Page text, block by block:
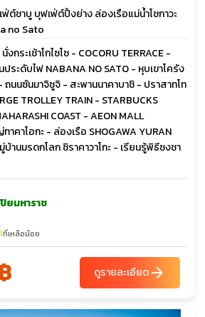
ฟ่ต์ชาบู บุฟเฟ่ต์ปิ้งย่าง ล่องเรือแม่น้ำโชกาวะ
no Sato
งกระเช้าโกไซโซ - COCORU TERRACE -
ประดับไฟ NABANA NO SATO - หุบเขาโครัง
ถนนซันมาจิซูจิ - สะพานนาคาบาชิ - ปราสาทโท
TROLLEY TRAIN - STARBUCKS
COAST - AEON MALL
าคาโอกะ - ล่องเรือ SHOGAWA YURAN
บ้านมรดกโลก ชิราคาวาโกะ - เรียนรู้พิธีชงชา
ยมหาราช
ที่เหลือน้อย
ดูรายละเอียดarrow_forward